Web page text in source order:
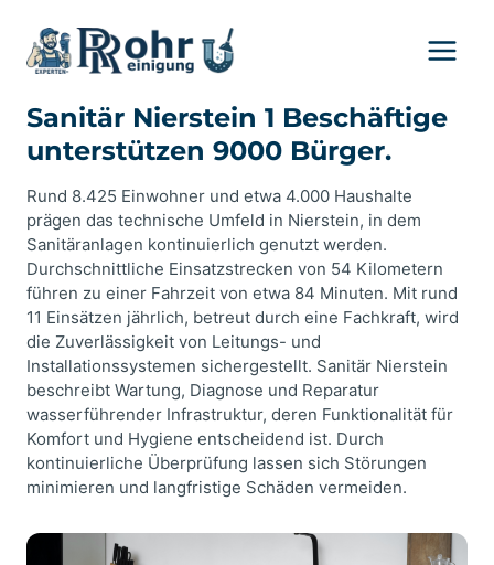
Inhalt
springen
Sanitär Nierstein 1 Beschäftige
unterstützen 9000 Bürger.
Rund 8.425 Einwohner und etwa 4.000 Haushalte
prägen das technische Umfeld in Nierstein, in dem
Sanitäranlagen kontinuierlich genutzt werden.
Durchschnittliche Einsatzstrecken von 54 Kilometern
führen zu einer Fahrzeit von etwa 84 Minuten. Mit rund
11 Einsätzen jährlich, betreut durch eine Fachkraft, wird
die Zuverlässigkeit von Leitungs- und
Installationssystemen sichergestellt. Sanitär Nierstein
beschreibt Wartung, Diagnose und Reparatur
wasserführender Infrastruktur, deren Funktionalität für
Komfort und Hygiene entscheidend ist. Durch
kontinuierliche Überprüfung lassen sich Störungen
minimieren und langfristige Schäden vermeiden.